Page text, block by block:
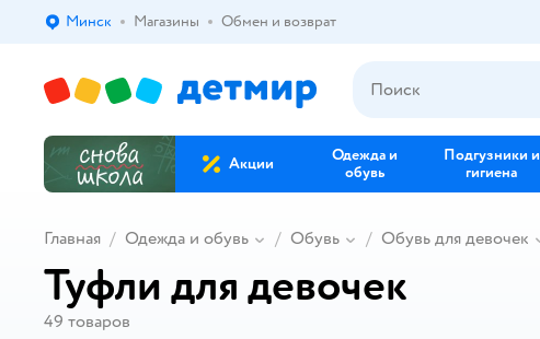
Выбор адреса доставки.
Минск Магазины Обмен и возврат
Акции
Одежда и
обувь
Подгузники и
гигиена
Главная Одежда и обувь Обувь Обувь для девочек
Туфли для девочек
49 товаров